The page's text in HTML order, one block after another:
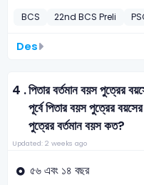
BCS 22nd BCS Preli
Des
4 .পিতার বর্তমান বয়স পুত্রের
পূর্বে পিতার বয়স পুত্রের
পুত্রের বর্তমান বয়স কত?
Updated: 2 weeks ago
৫৬ এবং ১৪ বছর